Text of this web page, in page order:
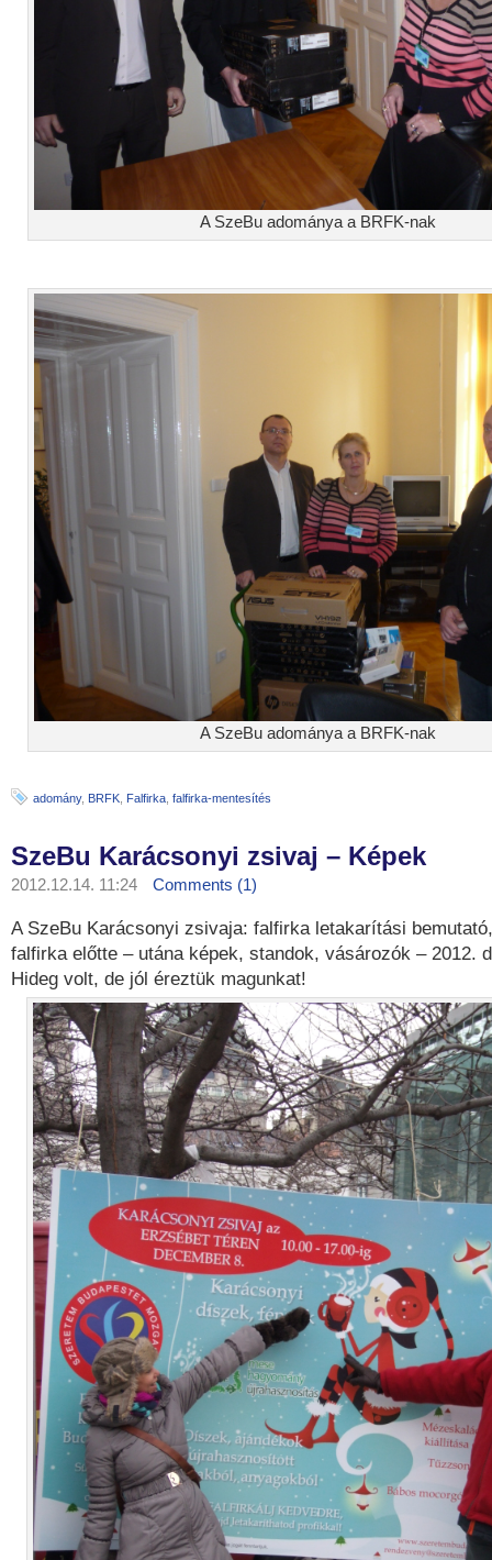
A SzeBu adománya a BRFK-nak
A SzeBu adománya a BRFK-nak
adomány, BRFK Falfirka falfirka-mentesítés
SzeBu Karácsonyi zsivaj – Képek
2012.12.14. 11:24 Comments (1)
A SzeBu Karácsonyi zsivaja: falfirka letakarítási
falfirka előtte – utána képek, standok, vásározók – 2012.
Hideg volt, de jól éreztük magunkat!